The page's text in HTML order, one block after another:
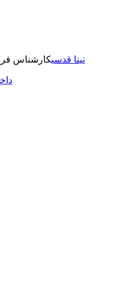
نینا قدسیکارشناس